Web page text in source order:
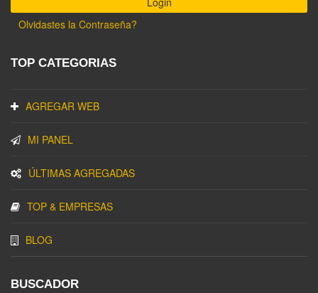
Olvidastes la Contraseña?
TOP CATEGORIAS
AGREGAR WEB
MI PANEL
ÚLTIMAS AGREGADAS
TOP & EMPRESAS
BLOG
BUSCADOR